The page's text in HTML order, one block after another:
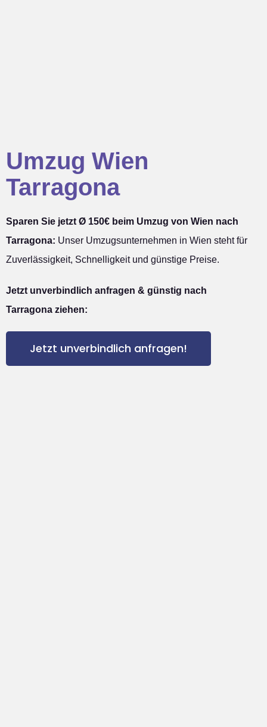
Umzug Wien
Tarragona
Sparen Sie jetzt Ø 150€ beim Umzug von Wien nach
Tarragona: Unser Umzugsunternehmen in Wien steht für
Zuverlässigkeit, Schnelligkeit und günstige Preise.
Jetzt unverbindlich anfragen & günstig nach
Tarragona ziehen:
Jetzt unverbindlich anfragen!